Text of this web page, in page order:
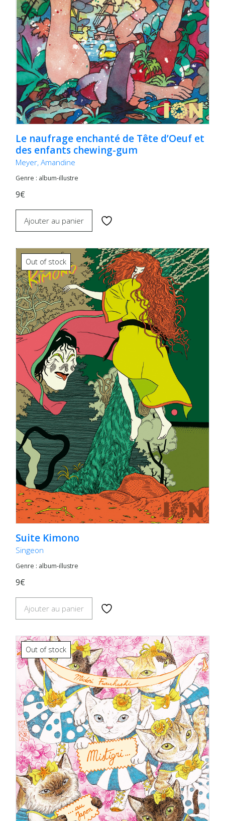
Le naufrage enchanté de Tête d’Oeuf et
des enfants chewing-gum
Meyer, Amandine
Genre : album-illustre
9€
Ajouter au panier
Out of stock
Suite Kimono
Singeon
Genre : album-illustre
9€
Ajouter au panier
Out of stock